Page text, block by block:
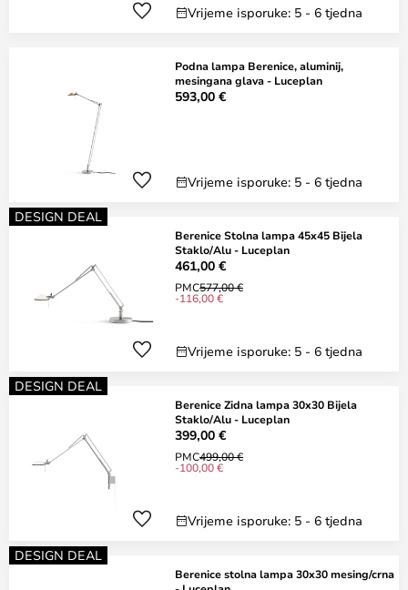
Vrijeme isporuke: 5 - 6 tjedna
Podna lampa Berenice, aluminij,
mesingana glava - Luceplan
593,00 €
Vrijeme isporuke: 5 - 6 tjedna
DESIGN DEAL
Berenice Stolna lampa 45x45 Bijela
Staklo/Alu - Luceplan
461,00 €
PMC577,00 €
-116,00 €
Vrijeme isporuke: 5 - 6 tjedna
DESIGN DEAL
Berenice Zidna lampa 30x30 Bijela
Staklo/Alu - Luceplan
399,00 €
PMC499,00 €
-100,00 €
Vrijeme isporuke: 5 - 6 tjedna
DESIGN DEAL
Berenice stolna lampa 30x30 mesing/crna